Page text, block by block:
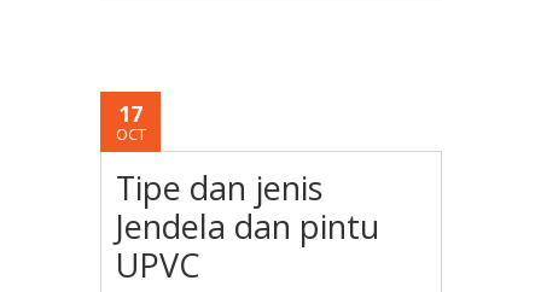
17
OCT
Tipe dan jenis
Jendela dan pintu
UPVC